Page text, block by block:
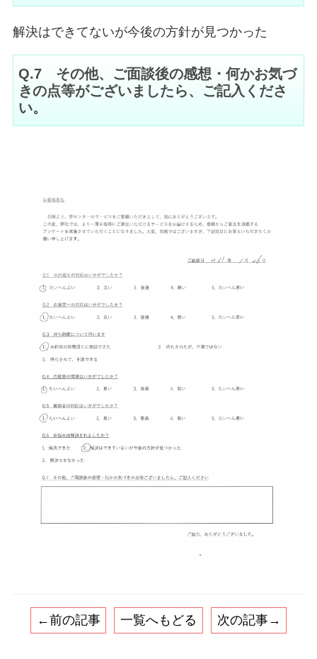
解決はできてないが今後の方針が見つかった
Q.7 その他、ご面談後の感想・何かお気づ
きの点等がございましたら、ご記入くださ
い。
←前の記事 一覧へもどる 次の記事→